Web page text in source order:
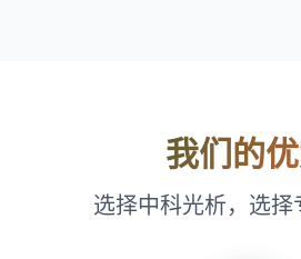
我们的
选择中科光析，选择